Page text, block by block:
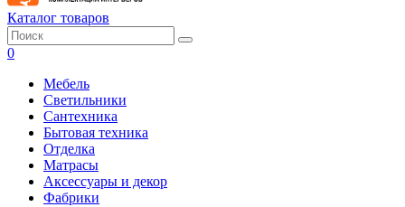
Каталог товаров
0
Мебель
Светильники
Сантехника
Бытовая техника
Отделка
Матрасы
Аксессуары и декор
Фабрики